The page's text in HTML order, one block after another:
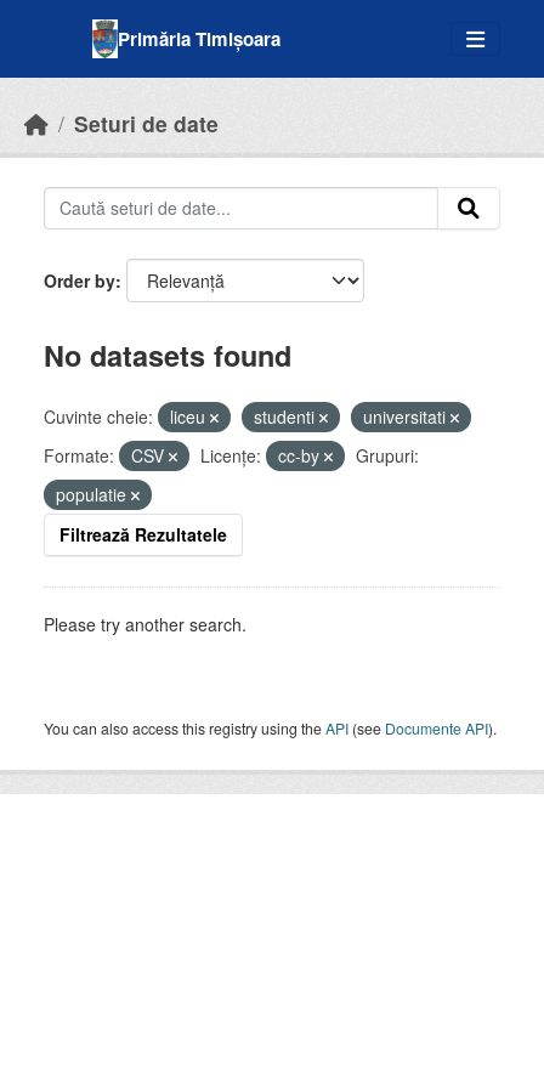
Primăria Timișoara
Seturi de date
Order by
No datasets found
Cuvinte cheie: liceu studenti
universitati
Formate:
CSV Licenţe: cc-by
Grupuri:
populatie
Filtrează Rezultatele
Please try another search.
You can also access this registry using theAPI (see Documente API).